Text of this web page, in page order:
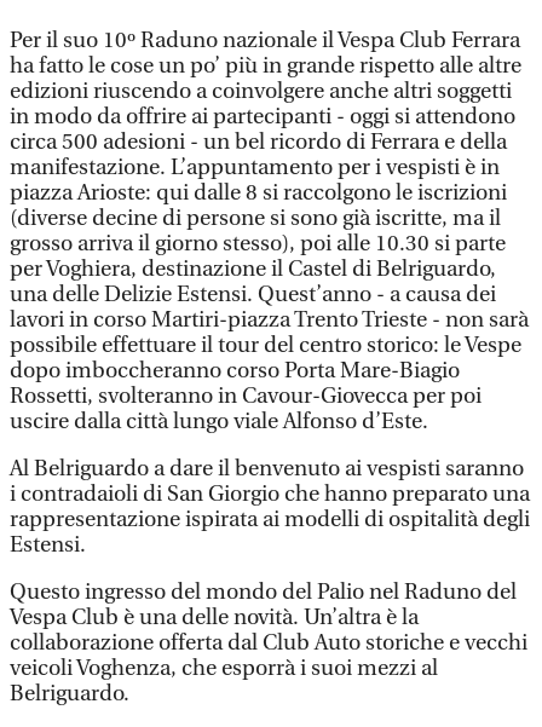
Per il suo 10º Raduno nazionale il Vespa Club Ferrara
ha fatto le cose un po’ più in grande rispetto alle altre
edizioni riuscendo a coinvolgere anche altri soggetti
in modo da offrire ai partecipanti - oggi si attendono
circa 500 adesioni - un bel ricordo di Ferrara e della
manifestazione. L’appuntamento per i vespisti è in
piazza Arioste: qui dalle 8 si raccolgono le iscrizioni
(diverse decine di persone si sono già iscritte, ma il
grosso arriva il giorno stesso), poi alle 10.30 si parte
per Voghiera, destinazione il Castel di Belriguardo,
una delle Delizie Estensi. Quest’anno - a causa dei
lavori in corso Martiri-piazza Trento Trieste - non sarà
possibile effettuare il tour del centro storico: le Vespe
dopo imboccheranno corso Porta Mare-Biagio
Rossetti, svolteranno in Cavour-Giovecca per poi
uscire dalla città lungo viale Alfonso d’Este.
Al Belriguardo a dare il benvenuto ai vespisti saranno
i contradaioli di San Giorgio che hanno preparato una
rappresentazione ispirata ai modelli di ospitalità degli
Estensi.
Questo ingresso del mondo del Palio nel Raduno del
Vespa Club è una delle novità. Un’altra è la
collaborazione offerta dal Club Auto storiche e vecchi
veicoli Voghenza, che esporrà i suoi mezzi al
Belriguardo.